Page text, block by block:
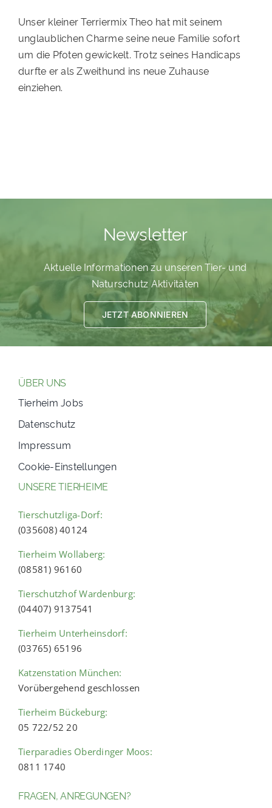
PATENSCHAFTEN
HELFER WERDEN
RATGEBER
Unser kleiner Terriermix Theo hat mit seinem
unglaublichen Charme seine neue Familie sofort
um die Pfoten gewickelt. Trotz seines Handicaps
durfte er als Zweithund ins neue Zuhause
einziehen.
Newsletter
Aktuelle Informationen zu unseren Tier- und
Naturschutz Aktivitäten
JETZT ABONNIEREN
ÜBER UNS
Tierheim Jobs
Datenschutz
Impressum
Cookie-Einstellungen
UNSERE TIERHEIME
Tierschutzliga-Dorf:
(035608) 40124
Tierheim Wollaberg:
(08581) 96160
Tierschutzhof Wardenburg:
(04407) 9137541
Tierheim Unterheinsdorf:
(03765) 65196
Katzenstation München:
Vorübergehend geschlossen
Tierheim Bückeburg:
05 722/52 20
Tierparadies Oberdinger Moos:
0811 1740
FRAGEN, ANREGUNGEN?